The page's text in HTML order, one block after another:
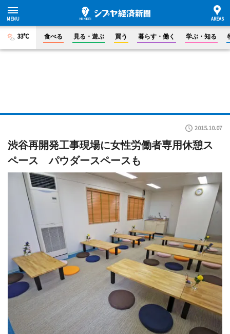
33°C 食べる 見る・遊ぶ 買う 暮らす・働く 学ぶ・知る
2015.10.07
渋谷再開発工事現場に女性労働者専用休憩ス
ペース パウダースペースも